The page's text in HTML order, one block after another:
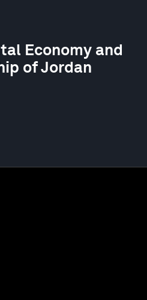
Economy and
of Jordan